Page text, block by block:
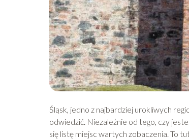
Śląsk, jedno z najbardziej urokliwych
odwiedzić. Niezależnie od tego, czy
się listę miejsc wartych zobaczenia. To